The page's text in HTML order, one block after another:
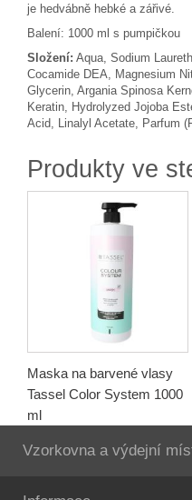
je hedvábně hebké a zářivé.
Balení: 1000 ml s pumpičkou
Složení: Aqua, Sodium
Cocamide DEA, Magnesium
Glycerin, Argania Spinosa
Keratin, Hydrolyzed Jojoba
Acid, Linalyl Acetate, Parfum
Produkty ve
Maska na barvené vlasy
Tassel Color System 1000
ml
Vzorkovna a výdejní